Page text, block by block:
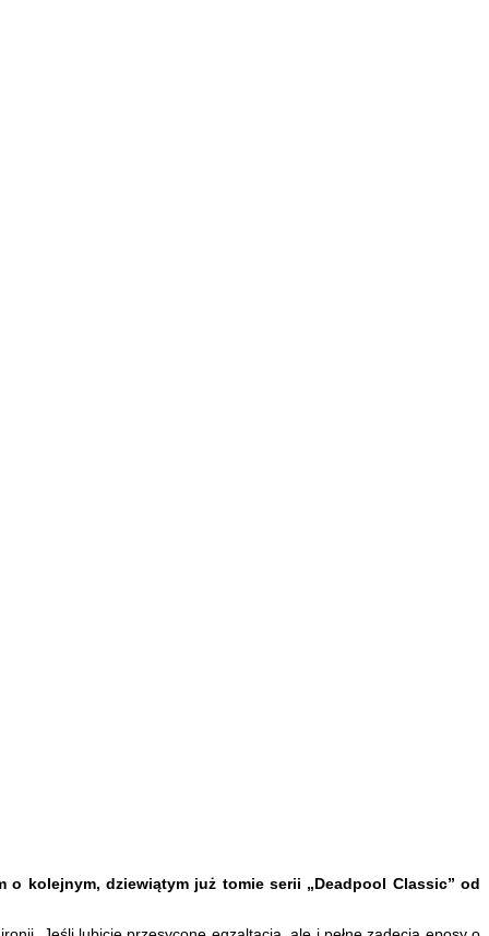
kolejnym, dziewiątym już tomie serii „Deadpool Classic” od